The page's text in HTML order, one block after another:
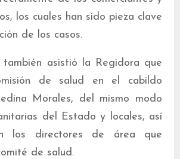
los cuales han sido pieza clave
de los casos.
asistió la Regidora que
de salud en el cabildo
Morales, del mismo modo
del Estado y locales, así
los directores de área que
de salud.